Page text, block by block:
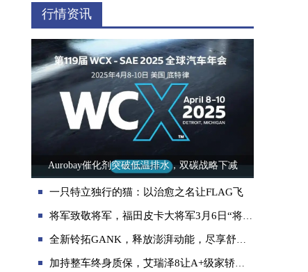
H6碰撞测试事件
行情资讯
Aurobay催化剂突破低温排水，双碳战略下减
一只特立独行的猫：以治愈之名让FLAG飞
将军致敬将军，福田皮卡大将军3月6日“将军城”硬核上市
全新铃拓GANK，释放澎湃动能，尽享舒适“智”驾礼遇
加持整车终身质保，艾瑞泽8让A+级家轿市场加速“内卷”